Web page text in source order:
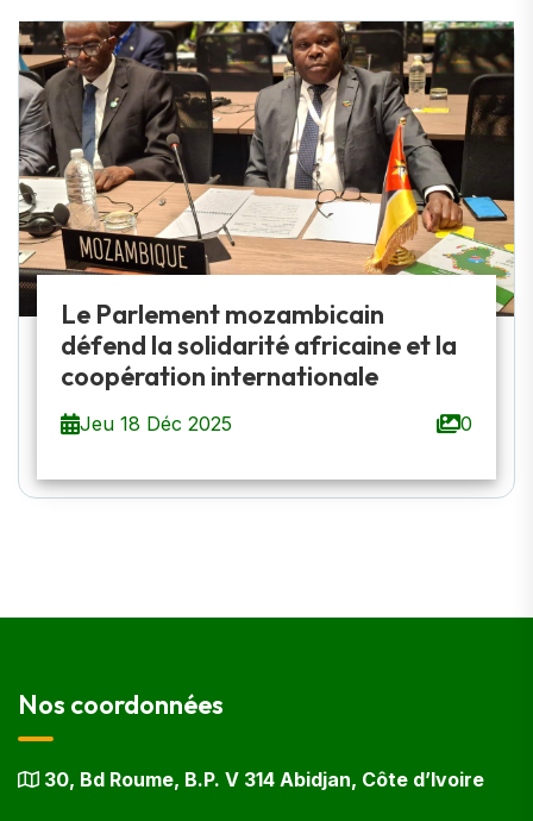
Le Parlement mozambicain
défend la solidarité africaine et la
coopération internationale
Jeu 18 Déc 2025 0
Nos coordonnées
30, Bd Roume, B.P. V 314 Abidjan, Côte d’Ivoire